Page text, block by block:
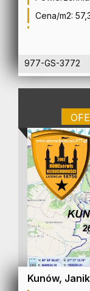
Cena/m2:
977-GS-3772
Kunów, Janik